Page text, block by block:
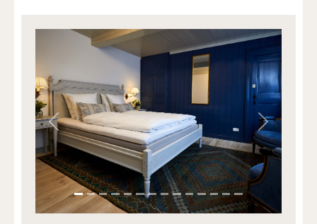
Previous Next